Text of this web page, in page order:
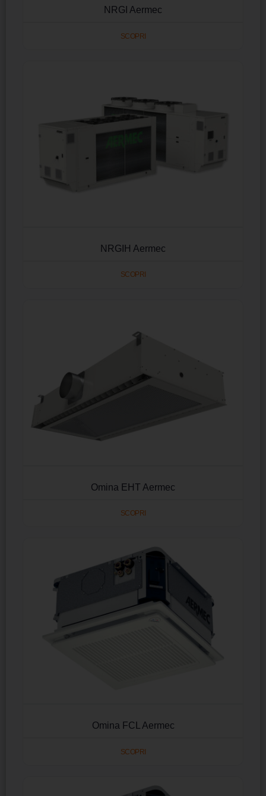
NRGI Aermec
SCOPRI
NRGIH Aermec
SCOPRI
Omina EHT Aermec
SCOPRI
Omina FCL Aermec
SCOPRI